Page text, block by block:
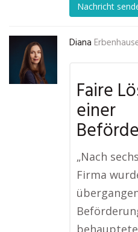
Nachricht
Diana
Faire
einer
„Nach
Firma